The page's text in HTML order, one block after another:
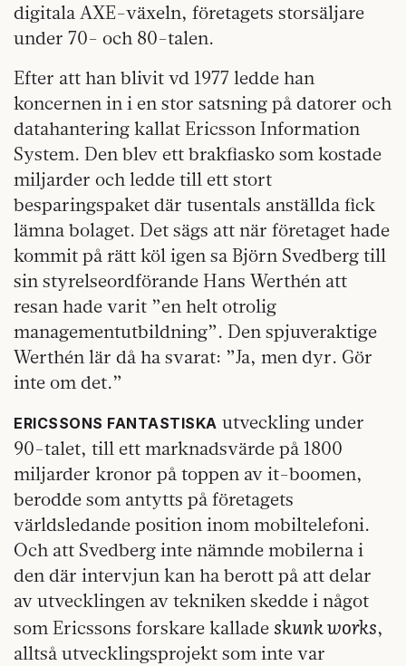
digitala AXE-växeln, företagets storsäljare
under 70- och 80-talen.
Efter att han blivit vd 1977 ledde han
koncernen in i en stor satsning på datorer och
datahantering kallat Ericsson Information
System. Den blev ett brakfiasko som kostade
miljarder och ledde till ett stort
besparingspaket där tusentals anställda fick
lämna bolaget. Det sägs att när företaget hade
kommit på rätt köl igen sa Björn Svedberg till
sin styrelseordförande Hans Werthén att
resan hade varit ”en helt otrolig
managementutbildning”. Den spjuveraktige
Werthén lär då ha svarat: ”Ja, men dyr. Gör
inte om det.”
ERICSSONS FANTASTISKA utveckling under
90-talet, till ett marknadsvärde på 1800
miljarder kronor på toppen av it-boomen,
berodde som antytts på företagets
världsledande position inom mobiltelefoni.
Och att Svedberg inte nämnde mobilerna i
den där intervjun kan ha berott på att delar
av utvecklingen av tekniken skedde i något
som Ericssons forskare kallade skunk works,
alltså utvecklingsprojekt som inte var